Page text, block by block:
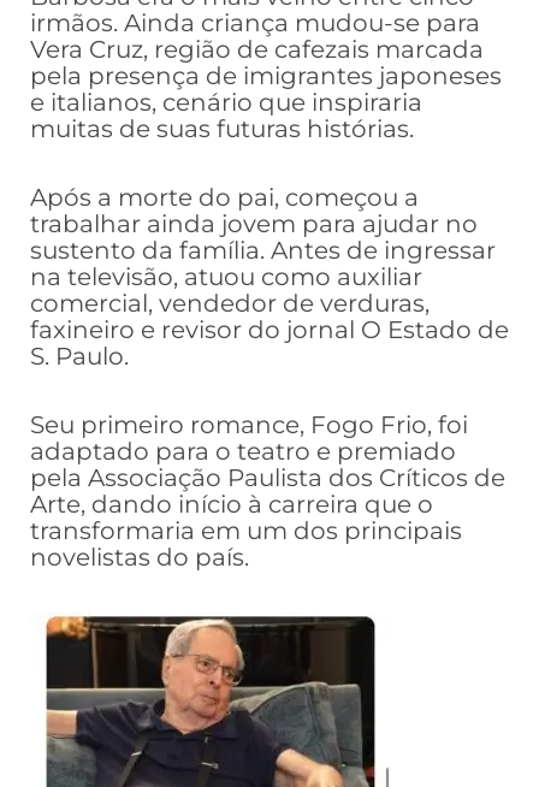
irmãos. Ainda criança mudou-se para
Vera Cruz, região de cafezais marcada
pela presença de imigrantes japoneses
e italianos, cenário que inspiraria
muitas de suas futuras histórias.
Após a morte do pai, começou a
trabalhar ainda jovem para ajudar no
sustento da família. Antes de ingressar
na televisão, atuou como auxiliar
comercial, vendedor de verduras,
faxineiro e revisor do jornal O Estado de
S. Paulo.
Seu primeiro romance, Fogo Frio, foi
adaptado para o teatro e premiado
pela Associação Paulista dos Críticos de
Arte, dando início à carreira que o
transformaria em um dos principais
novelistas do país.